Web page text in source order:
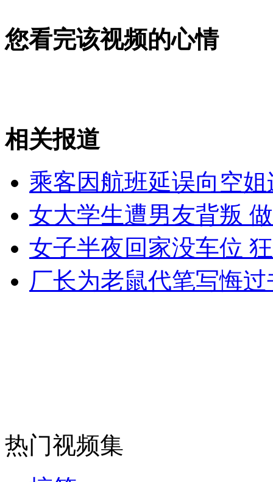
实拍阳明滩大桥断裂垮塌事故现场
山西运城恶犬咬伤多人 警民合力深夜将其击毙
女孩北京地铁殴打老人 痛下狠手拳打脚踢
安徽一实载49人客车翻车
您看完该视频的心情
相关报道
乘客因航班延误向空
女大学生遭男友背叛
女子半夜回家没车位
厂长为老鼠代笔写悔
热门视频集